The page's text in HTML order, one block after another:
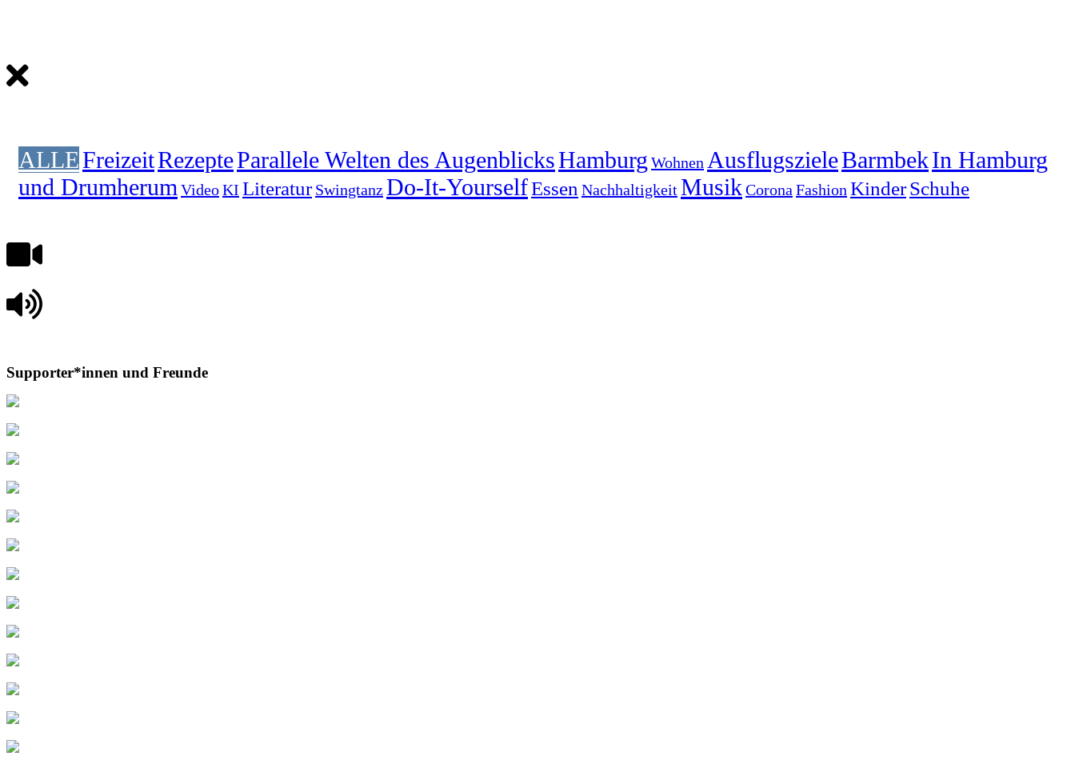
ALLEFreizeitRezepteParallele Welten des AugenblicksHamburg Wohnen AusflugszieleBarmbekIn Hamburg
und Drumherum VideoKI Literatur SwingtanzDo-It-YourselfEssen NachhaltigkeitMusik Corona Fashion KinderSchuhe
Supporter*innen und Freunde